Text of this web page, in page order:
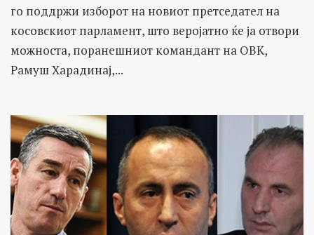
го поддржи изборот на новиот претседател на
косовскиот парламент, што веројатно ќе ја отвори
можноста, поранешниот командант на ОВК,
Рамуш Харадинај,...